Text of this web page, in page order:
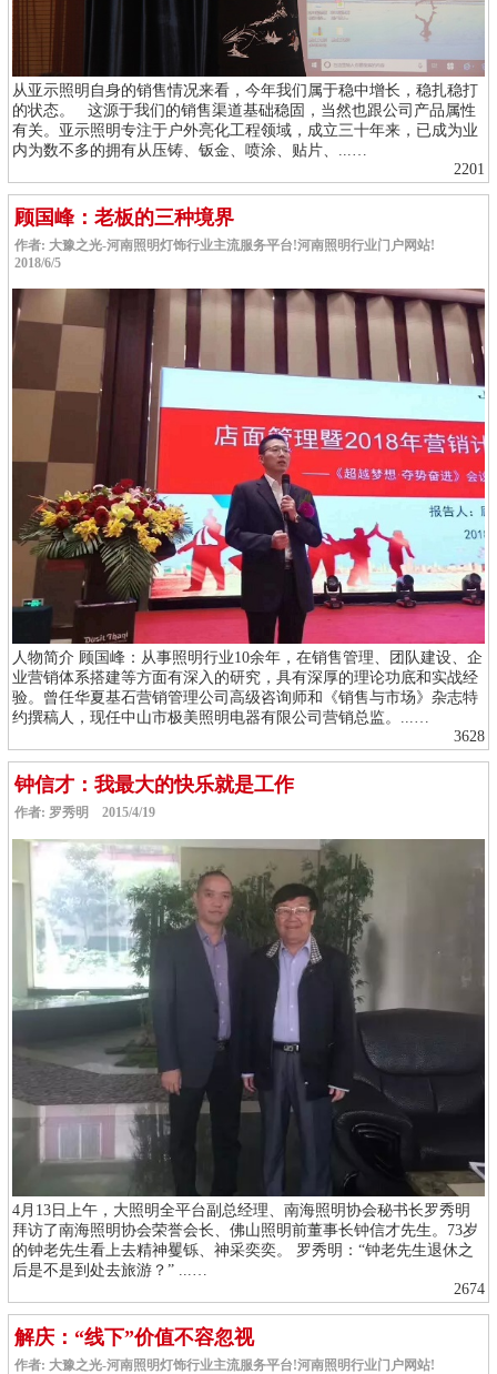
从亚示照明自身的销售情况来看，今年我们属于稳中增长，稳扎稳打
的状态。 这源于我们的销售渠道基础稳固，当然也跟公司产品属性
有关。亚示照明专注于户外亮化工程领域，成立三十年来，已成为业
内为数不多的拥有从压铸、钣金、喷涂、贴片、...…
2201
顾国峰：老板的三种境界
作者: 大豫之光-河南照明灯饰行业主流服务平台!河南照明行业门户网站!
2018/6/5
人物简介 顾国峰：从事照明行业10余年，在销售管理、团队建设、企
业营销体系搭建等方面有深入的研究，具有深厚的理论功底和实战经
验。曾任华夏基石营销管理公司高级咨询师和《销售与市场》杂志特
约撰稿人，现任中山市极美照明电器有限公司营销总监。...…
3628
钟信才：我最大的快乐就是工作
作者: 罗秀明 2015/4/19
4月13日上午，大照明全平台副总经理、南海照明协会秘书长罗秀明
拜访了南海照明协会荣誉会长、佛山照明前董事长钟信才先生。73岁
的钟老先生看上去精神矍铄、神采奕奕。 罗秀明：“钟老先生退休之
后是不是到处去旅游？” ...…
2674
解庆：“线下”价值不容忽视
作者: 大豫之光-河南照明灯饰行业主流服务平台!河南照明行业门户网站!